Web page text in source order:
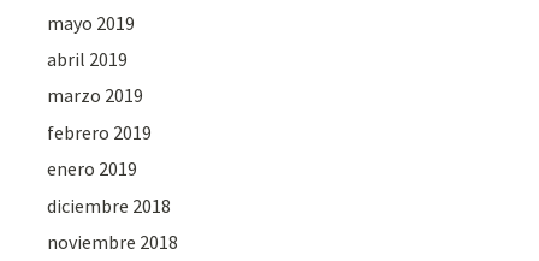
mayo 2019
abril 2019
marzo 2019
febrero 2019
enero 2019
diciembre 2018
noviembre 2018